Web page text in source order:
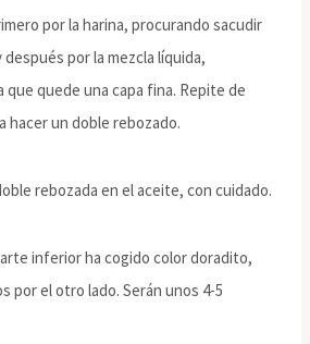
por la harina, procurando sacudir
por la mezcla líquida,
que quede una capa fina. Repite de
hacer un doble rebozado.
rebozada en el aceite, con cuidado.
inferior ha cogido color doradito,
por el otro lado. Serán unos 4-5